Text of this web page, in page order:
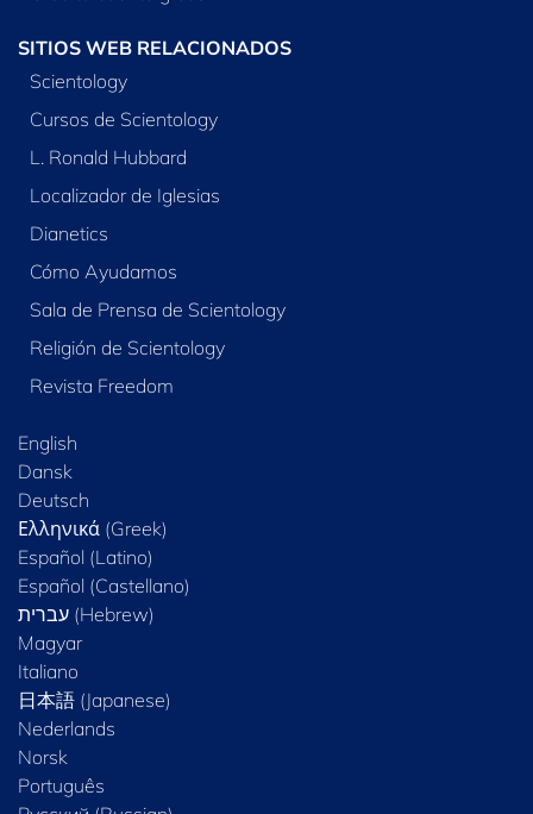
SITIOS WEB RELACIONADOS
Scientology
Cursos de Scientology
L. Ronald Hubbard
Localizador de Iglesias
Dianetics
Cómo Ayudamos
Sala de Prensa de Scientology
Religión de Scientology
Revista Freedom
English
Dansk
Deutsch
Ελληνικά (Greek)
Español (Latino)
Español (Castellano)
Magyar
Italiano
日本語 (Japanese)
Nederlands
Norsk
Português